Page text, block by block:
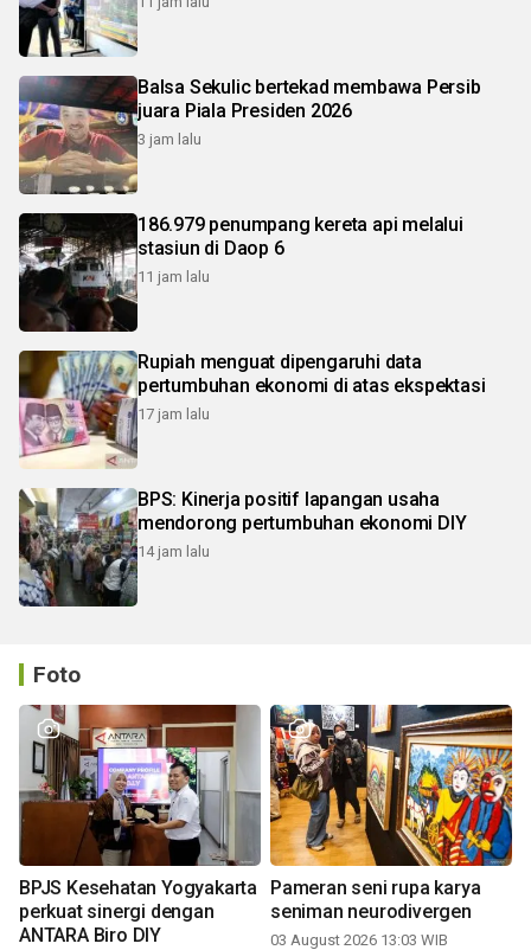
Balsa Sekulic bertekad membawa Persib
juara Piala Presiden 2026
3 jam lalu
186.979 penumpang kereta api melalui
stasiun di Daop 6
11 jam lalu
Rupiah menguat dipengaruhi data
pertumbuhan ekonomi di atas ekspektasi
17 jam lalu
BPS: Kinerja positif lapangan usaha
mendorong pertumbuhan ekonomi DIY
14 jam lalu
Foto
BPJS Kesehatan Yogyakarta
perkuat sinergi dengan
ANTARA Biro DIY
Pameran seni rupa karya
seniman neurodivergen
03 August 2026 13:03 WIB